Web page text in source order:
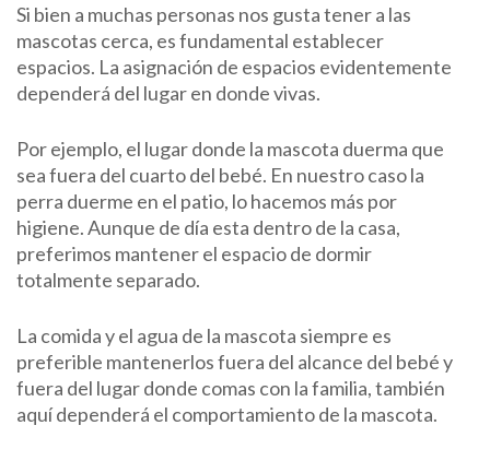
Si bien a muchas personas nos gusta tener a las
mascotas cerca, es fundamental establecer
espacios. La asignación de espacios evidentemente
dependerá del lugar en donde vivas.
Por ejemplo, el lugar donde la mascota duerma que
sea fuera del cuarto del bebé. En nuestro caso la
perra duerme en el patio, lo hacemos más por
higiene. Aunque de día esta dentro de la casa,
preferimos mantener el espacio de dormir
totalmente separado.
La comida y el agua de la mascota siempre es
preferible mantenerlos fuera del alcance del bebé y
fuera del lugar donde comas con la familia, también
aquí dependerá el comportamiento de la mascota.